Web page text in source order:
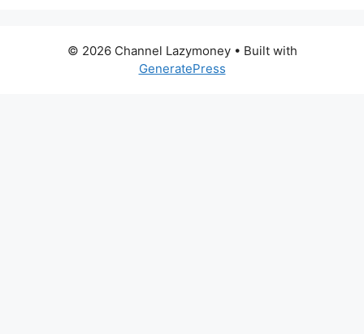
© 2026 Channel Lazymoney• Built with
GeneratePress